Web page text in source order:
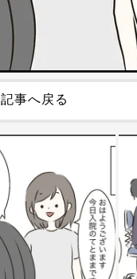
記事へ戻る